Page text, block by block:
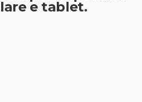
e tablet.